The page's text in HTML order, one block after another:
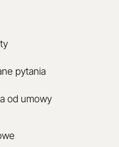
pytania
od umowy